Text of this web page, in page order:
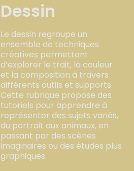
Dessin
Le dessin regroupe un
ensemble de techniques
créatives permettant
d’explorer le trait, la couleur
et la composition à travers
différents outils et supports.
Cette rubrique propose des
tutoriels pour apprendre à
représenter des sujets variés,
du portrait aux animaux, en
passant par des scènes
imaginaires ou des études plus
graphiques.